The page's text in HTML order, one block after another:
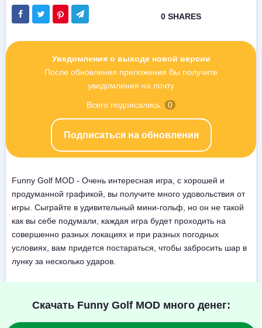
Уведомления о выходе новой версии
После обновления приложения Вы получите
уведомления на почту
Подписаться на обновления
Всего подписались: 0
Funny Golf MOD - Очень интересная игра, с хорошей и
продуманной графикой, вы получите много удовольствия от
игры. Сыграйте в удивительный мини-гольф, но он не такой
как вы себе подумали, каждая игра будет проходить на
совершенно разных локациях и при разных погодных
условиях, вам придется постараться, чтобы забросить шар в
лунку за несколько ударов.
Скачать Funny Golf MOD много денег: